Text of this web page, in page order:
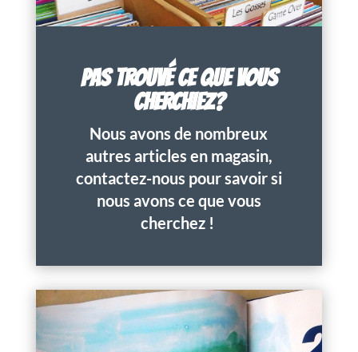
PAS TROUVÉ CE QUE VOUS
CHERCHIEZ?
Nous avons de nombreux
autres articles en magasin,
contactez-nous pour savoir si
nous avons ce que vous
cherchez !